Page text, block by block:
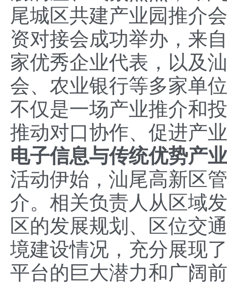
尾城区共建产业园推介
资对接会成功举办，来
家优秀企业代表，以及
会、农业银行等多家单
不仅是一场产业推介和
推动对口协作、促进产
电子信息与传统优势产
活动伊始，汕尾高新区
介。相关负责人从区域
区的发展规划、区位交
境建设情况，充分展现
平台的巨大潜力和广阔